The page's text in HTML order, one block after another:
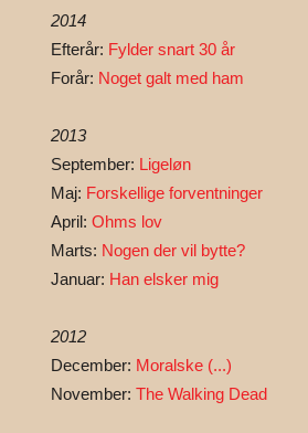
2014
Efterår: Fylder snart 30 år
Forår: Noget galt med ham
2013
September: Ligeløn
Maj: Forskellige forventninger
April: Ohms lov
Marts: Nogen der vil bytte?
Januar: Han elsker mig
2012
December: Moralske (...)
November: The Walking Dead